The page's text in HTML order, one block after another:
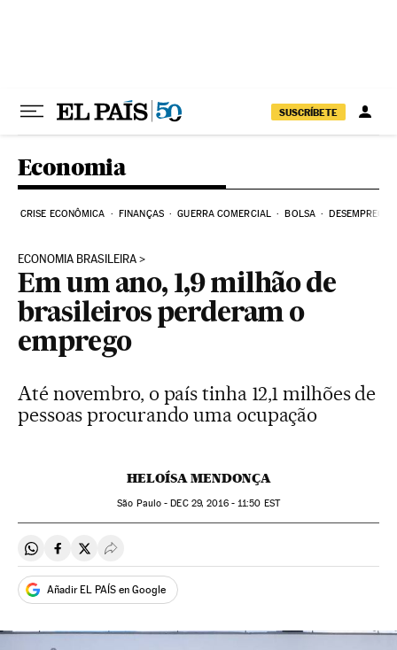
SUSCRÍBETE
Economia
CRISE ECONÔMICA FINANÇAS GUERRA COMERCIAL BOLSA DESEMPREGO
ECONOMIA BRASILEIRA
Em um ano, 1,9 milhão de
brasileiros perderam o
emprego
Até novembro, o país tinha 12,1 milhões de
pessoas procurando uma ocupação
HELOÍSA MENDONÇA
São Paulo -DEC29, 2016 - 11:50 EST
Compartir en Whatsapp
Compartir en Facebook
Compartir en Twitter
Desplegar Redes Sociales
Añadir EL PAÍS en Google